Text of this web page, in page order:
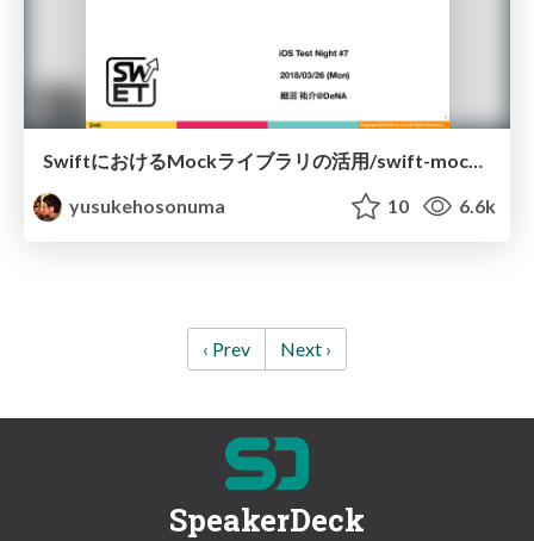
SwiftにおけるMockライブラリの活用/swift-mock-library
yusukehosonuma
10 6.6k
‹ Prev Next ›
SpeakerDeck